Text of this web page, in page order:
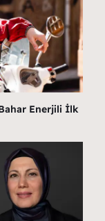
Enerjili İlk